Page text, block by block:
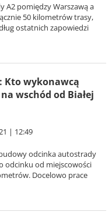
A2 pomiędzy Warszawą a
50 kilometrów trasy,
ostatnich zapowiedzi
Kto wykonawcą
wschód od Białej
| 12:49
odcinka autostrady
odcinku od miejscowości
Docelowo prace